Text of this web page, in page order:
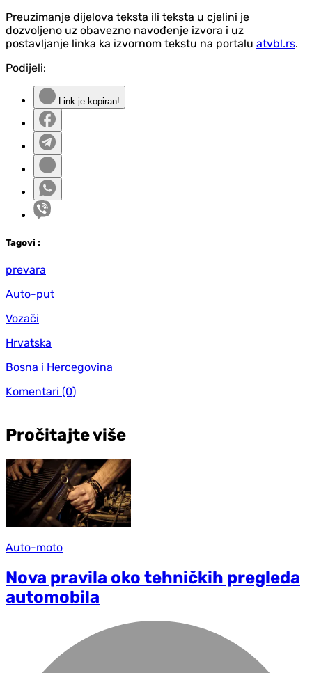
Preuzimanje dijelova teksta ili teksta u cjelini je
dozvoljeno uz obavezno navođenje izvora i uz
postavljanje linka ka izvornom tekstu na portalu atvbl.rs.
Podijeli:
Link je kopiran!
Tagovi :
prevara
Auto-put
Vozači
Hrvatska
Bosna i Hercegovina
Komentari (0)
Pročitajte više
Auto-moto
Nova pravila oko tehničkih pregleda
automobila